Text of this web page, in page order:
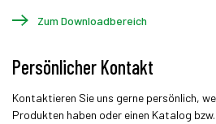
Zum Downloadbereich
Persönlicher Kontakt
Kontaktieren Sie uns gerne persönlich,
Produkten haben oder einen Katalog